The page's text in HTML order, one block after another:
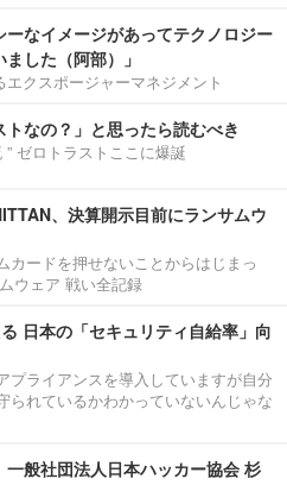
ーなイメージがあってテクノロジー
した（阿部）」
クスポージャーマネジメント
トなの？」と思ったら読むべき
ゼロトラストここに爆誕
、決算開示目前にランサムウ
カードを押せないことからはじまっ
ウェア 戦い全記録
日本の「セキュリティ自給率」向
プライアンスを導入していますが自分
られているかわかっていないんじゃな
一般社団法人日本ハッカー協会 杉